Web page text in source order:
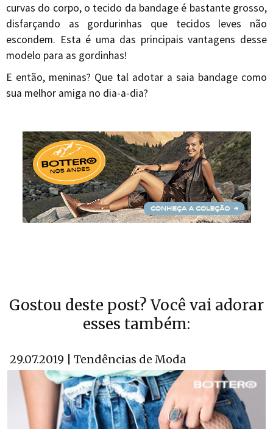
curvas do corpo, o tecido da bandage é bastante grosso,
disfarçando as gordurinhas que tecidos leves não
escondem. Esta é uma das principais vantagens desse
modelo para as gordinhas!
E então, meninas? Que tal adotar a saia bandage como
sua melhor amiga no dia-a-dia?
Gostou deste post? Você vai adorar
esses também:
29.07.2019 | Tendências de Moda